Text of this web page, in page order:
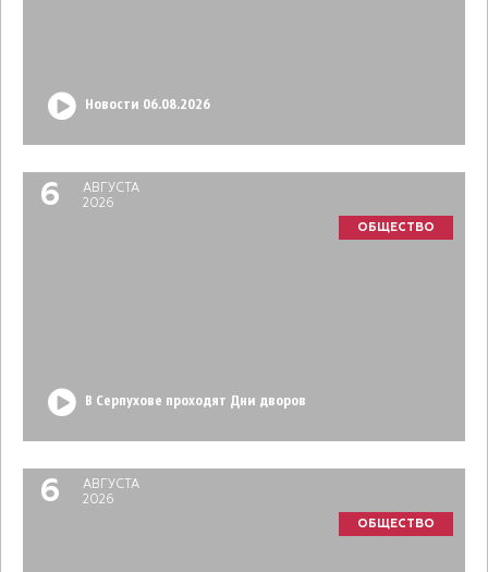
Новости 06.08.2026
6
АВГУСТА
2026
ОБЩЕСТВО
В Серпухове проходят Дни дворов
6
АВГУСТА
2026
ОБЩЕСТВО